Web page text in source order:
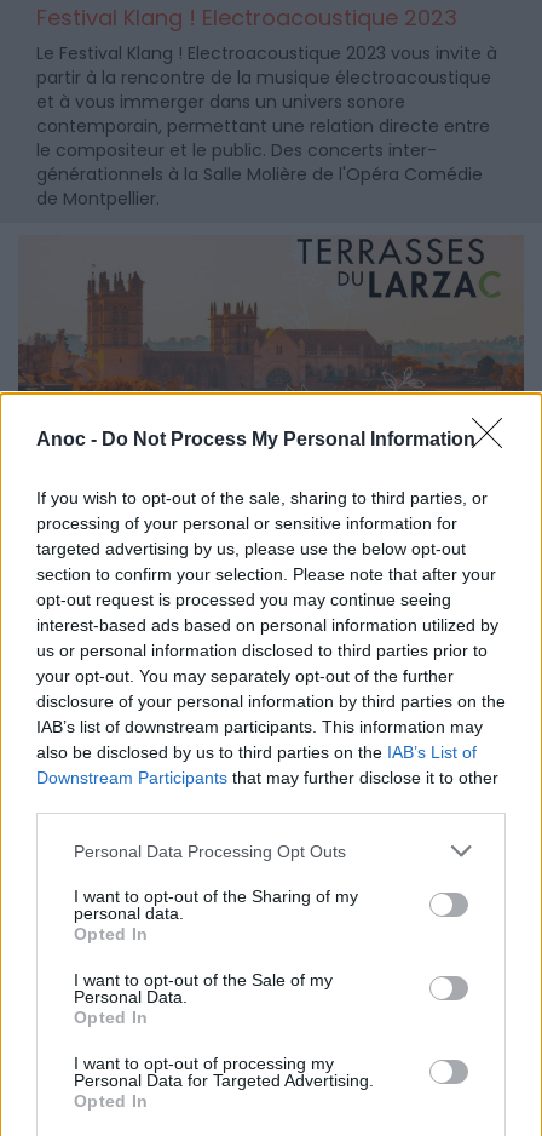
Anoc - Do Not Process My Personal Information
If you wish to opt-out of the sale, sharing to third parties, or
processing of your personal or sensitive information for
targeted advertising by us, please use the below opt-out
section to confirm your selection. Please note that after your
opt-out request is processed you may continue seeing
interest-based ads based on personal information utilized by
us or personal information disclosed to third parties prior to
your opt-out. You may separately opt-out of the further
disclosure of your personal information by third parties on the
IAB’s list of downstream participants. This information may
also be disclosed by us to third parties on the IAB’s List of
Downstream Participants that may further disclose it to other
Personal Data Processing Opt Outs
I want to opt-out of the Sharing of my
personal data.
Opted In
I want to opt-out of the Sale of my
Personal Data.
Opted In
I want to opt-out of processing my
Personal Data for Targeted Advertising.
Opted In
Festival Klang ! Electroacoustique 2023
Le Festival Klang ! Electroacoustique 2023 vous invite à
partir à la rencontre de la musique électroacoustique
et à vous immerger dans un univers sonore
contemporain, permettant une relation directe entre
le compositeur et le public. Des concerts inter-
générationnels à la Salle Molière de l'Opéra Comédie
de Montpellier.
Tous en terrasses... du Larzac
Tous en terrasses... du Larzac est un événement
œnologique d'envergure. Il permet aux Montpelliérains
et aux visiteurs de rencontrer les vignerons de l'AOC
Terrasses du Larzac et de déguster leurs vins, dans les
bars, restaurants et cavistes de Montpellier durant
toute une journée.